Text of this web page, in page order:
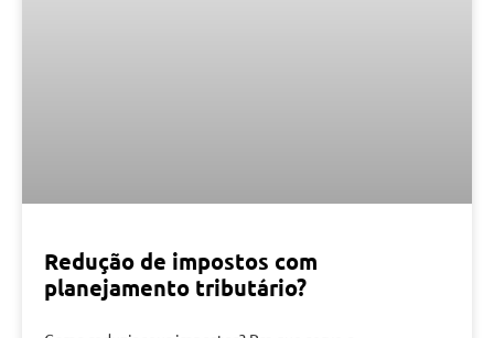
Redução de impostos com
planejamento tributário?